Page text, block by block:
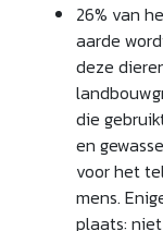
26% van
aarde
deze
die
en
voor het
mens.
plaats: